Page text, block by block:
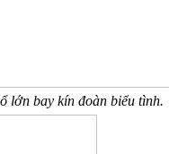
lớn bay kín đoàn biểu tình.